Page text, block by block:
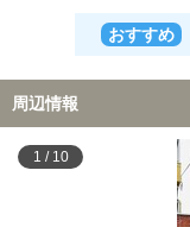
おすすめ
周辺情報
1 / 10